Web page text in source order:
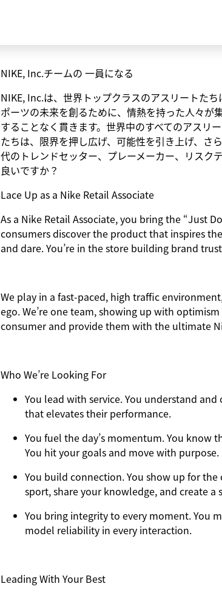
NIKE, Inc.チームの 一員になる
NIKE, Inc.は、世界トップクラスのアスリートた
ポーツの未来を創るために、情熱を持った人々が
することなく貫きます。世界中のすべてのアスリ
たちは、限界を押し広げ、可能性を引き上げ、さ
代のトレンドセッター、プレーメーカー、リスク
良いですか？
Lace Up as a Nike Retail Associate
As a Nike Retail Associate, you bring the “Just
consumers discover the product that inspires
and dare. You’re in the store building brand
We play in a fast-paced, high traffic
ego. We’re one team, showing up with
consumer and provide them with the ultimate
Who We’re Looking For
You lead with service.You understand and
that elevates their performance.
You fuel the day’s momentum. You know
You hit your goals and move with purpose.
You build connection. You show up for
sport, share your knowledge, and create a
You bring integrityto every moment. You
model reliability in every interaction.
Leading With Your Best